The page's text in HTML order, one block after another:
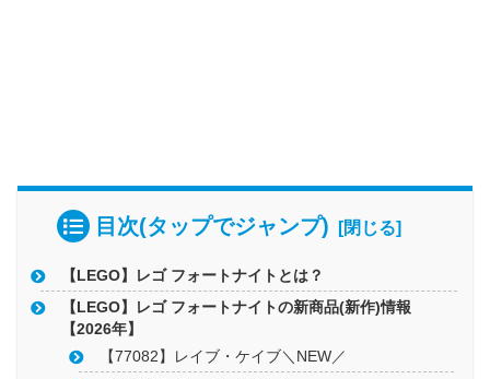
目次(タップでジャンプ)
【LEGO】レゴ フォートナイトとは？
【LEGO】レゴ フォートナイトの新商品(新作)情報
【2026年】
【77082】レイブ・ケイブ＼NEW／